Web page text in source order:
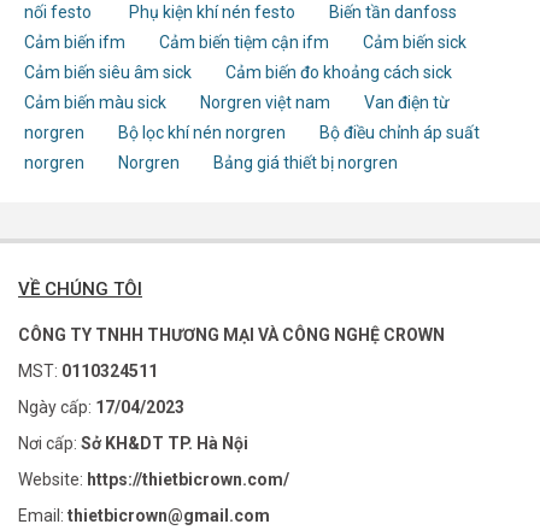
nối festo
Phụ kiện khí nén festo
Biến tần danfoss
Cảm biến ifm
Cảm biến tiệm cận ifm
Cảm biến sick
Cảm biến siêu âm sick
Cảm biến đo khoảng cách sick
Cảm biến màu sick
Norgren việt nam
Van điện từ
norgren
Bộ lọc khí nén norgren
Bộ điều chỉnh áp suất
norgren
Norgren Bảng giá thiết bị norgren
VỀ CHÚNG TÔI
CÔNG TY TNHH THƯƠNG MẠI VÀ CÔNG NGHỆ CROWN
MST: 0110324511
Ngày cấp: 17/04/2023
Nơi cấp: Sở KH&DT TP. Hà Nội
Website: https://thietbicrown.com/
Email: thietbicrown@gmail.com